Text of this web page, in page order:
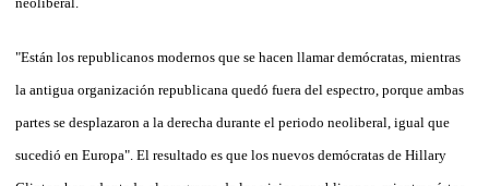
"Están los republicanos modernos que se hacen llamar demócratas, mientras
la antigua organización republicana quedó fuera del espectro, porque ambas
partes se desplazaron a la derecha durante el periodo neoliberal, igual que
sucedió en Europa". El resultado es que los nuevos demócratas de Hillary